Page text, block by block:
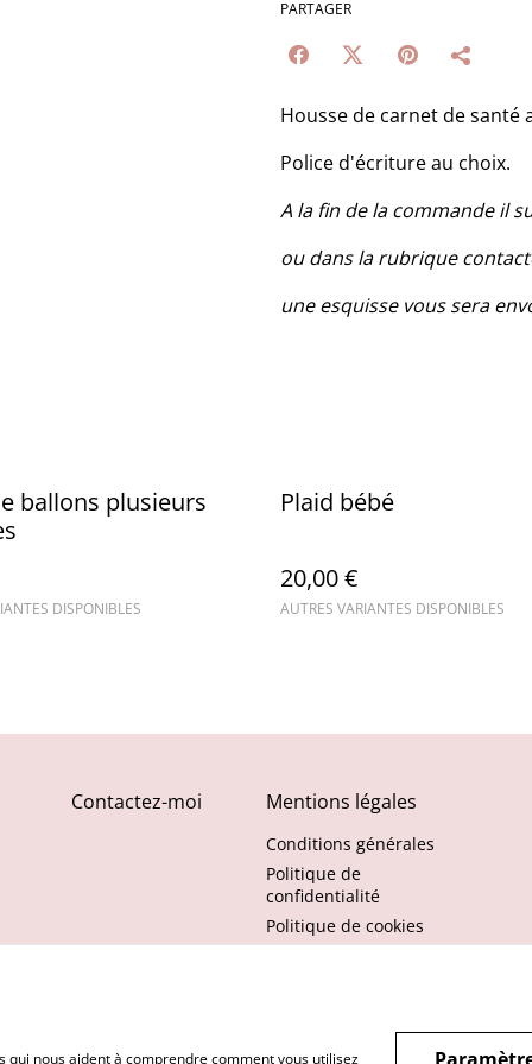
PARTAGER
Housse de carnet de santé
Police d'écriture au choix.
A la fin de la commande il
ou dans la rubrique
une esquisse vous sera
ballons plusieurs
DISPONIBLES
Plaid bébé
20,00 €
AUTRES VARIANTES DISPONIBLES
Contactez-moi Mentions légales
Conditions générales
Politique de
confidentialité
Politique de cookies
qui nous aident à comprendre comment vous utilisez